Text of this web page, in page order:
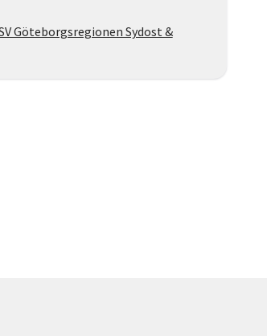
Göteborgsregionen Sydost &